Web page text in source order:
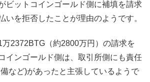
ビットコインゴールド側に補填を請求
いを拒否したことが理由のようです。
万2372BTG（約2800万円）の請求を
インゴールド側は、取引所側にも責任
など)があったと主張しているようで